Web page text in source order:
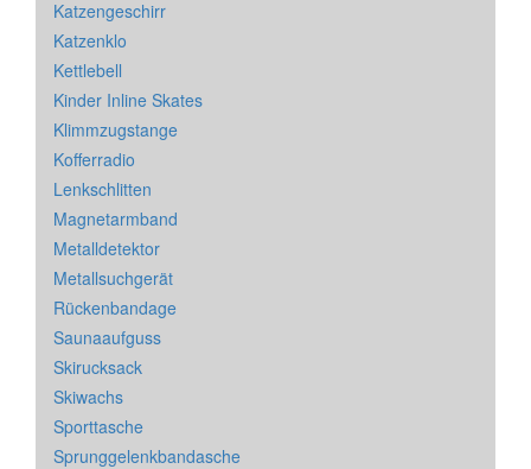
Katzengeschirr
Katzenklo
Kettlebell
Kinder Inline Skates
Klimmzugstange
Kofferradio
Lenkschlitten
Magnetarmband
Metalldetektor
Metallsuchgerät
Rückenbandage
Saunaaufguss
Skirucksack
Skiwachs
Sporttasche
Sprunggelenkbandasche